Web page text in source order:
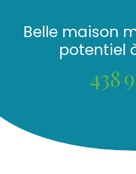
Belle maison
potentiel
438